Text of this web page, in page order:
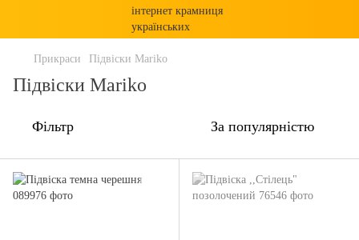
Прикраси Підвіски Mariko
Підвіски Mariko
Фільтр За популярністю